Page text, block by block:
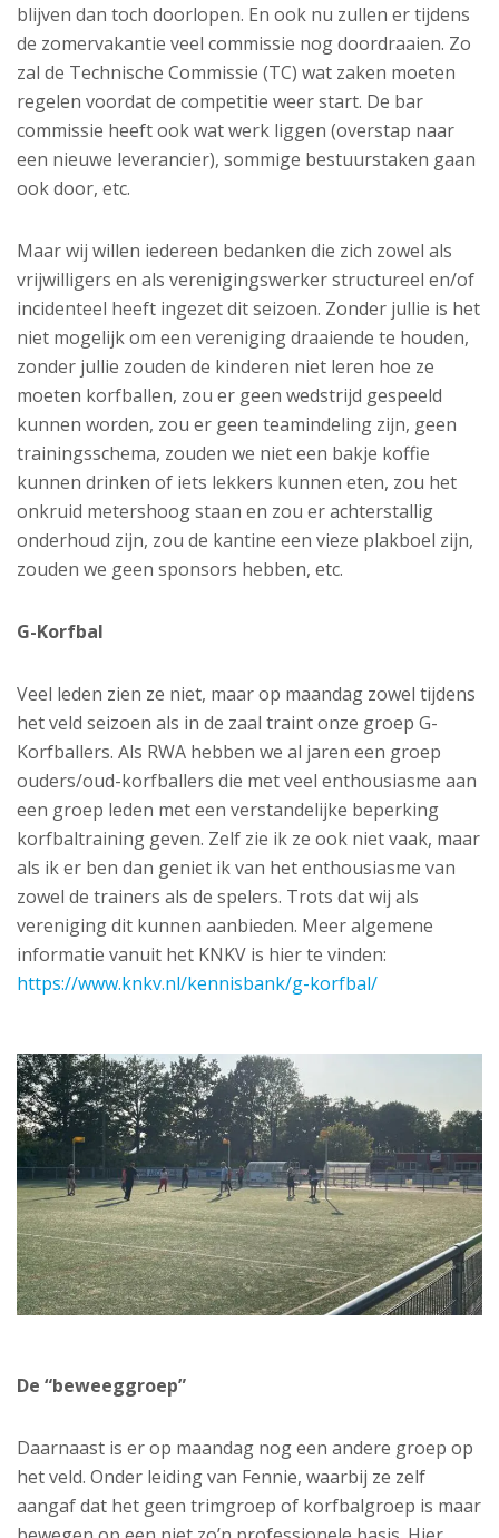
blijven dan toch doorlopen. En ook nu zullen er tijdens
de zomervakantie veel commissie nog doordraaien. Zo
zal de Technische Commissie (TC) wat zaken moeten
regelen voordat de competitie weer start. De bar
commissie heeft ook wat werk liggen (overstap naar
een nieuwe leverancier), sommige bestuurstaken gaan
ook door, etc.
Maar wij willen iedereen bedanken die zich zowel als
vrijwilligers en als verenigingswerker structureel en/of
incidenteel heeft ingezet dit seizoen. Zonder jullie is het
niet mogelijk om een vereniging draaiende te houden,
zonder jullie zouden de kinderen niet leren hoe ze
moeten korfballen, zou er geen wedstrijd gespeeld
kunnen worden, zou er geen teamindeling zijn, geen
trainingsschema, zouden we niet een bakje koffie
kunnen drinken of iets lekkers kunnen eten, zou het
onkruid metershoog staan en zou er achterstallig
onderhoud zijn, zou de kantine een vieze plakboel zijn,
zouden we geen sponsors hebben, etc.
G-Korfbal
Veel leden zien ze niet, maar op maandag zowel tijdens
het veld seizoen als in de zaal traint onze groep G-
Korfballers. Als RWA hebben we al jaren een groep
ouders/oud-korfballers die met veel enthousiasme aan
een groep leden met een verstandelijke beperking
korfbaltraining geven. Zelf zie ik ze ook niet vaak, maar
als ik er ben dan geniet ik van het enthousiasme van
zowel de trainers als de spelers. Trots dat wij als
vereniging dit kunnen aanbieden. Meer algemene
informatie vanuit het KNKV is hier te vinden:
https://www.knkv.nl/kennisbank/g-korfbal/
De “beweeggroep”
Daarnaast is er op maandag nog een andere groep op
het veld. Onder leiding van Fennie, waarbij ze zelf
aangaf dat het geen trimgroep of korfbalgroep is maar